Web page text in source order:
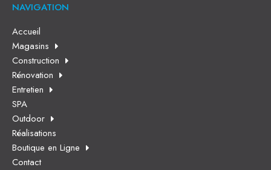
NAVIGATION
Accueil
Magasins
Construction
Rénovation
Entretien
SPA
Outdoor
Réalisations
Boutique en Ligne
Contact